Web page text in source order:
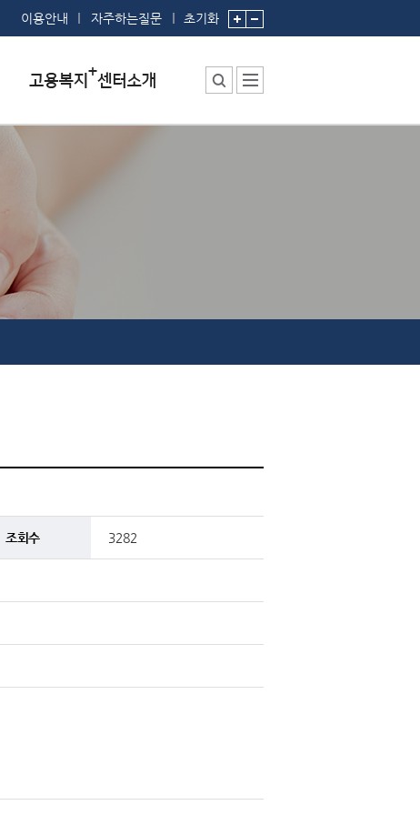
이용안내 자주하는질문 초기화
부서 및 직원소개
시설안내
찾아오시는 길
조회수 3282